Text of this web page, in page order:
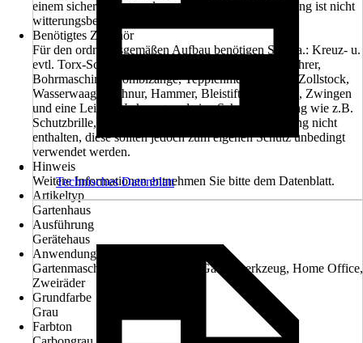
einem sicheren Platz gelagert werden. Die Verpackung ist nicht
witterungsbeständig.
Benötigtes Zubehör
Für den ordnungsgemäßen Aufbau benötigen Sie u.a.: Kreuz- u.
evtl. Torx-Schraubenzieher, Akkuschrauber, Holzbohrer,
Bohrmaschine, Kombizange, Teppichmesser, Säge, Zollstock,
Wasserwaage, Schnur, Hammer, Bleistift, evtl. Leim, Zwingen
und eine Leiter. Werkzeug und eine Schutzausrüstung wie z.B.
Schutzbrille, Schutzhandschuhe sind im Lieferumfang nicht
enthalten, diese sollten jedoch zum eigenen Schutz unbedingt
verwendet werden.
Hinweis
Weitere Informationen entnehmen Sie bitte dem Datenblatt.
Artikeltyp
Gartenhaus
Ausführung
Gerätehaus
Anwendungsbereich
Gartenmaschinen, Gartenmöbel, Gartenwerkzeug, Home Office,
Zweiräder
Grundfarbe
Grau
Farbton
Technisches Datenblatt